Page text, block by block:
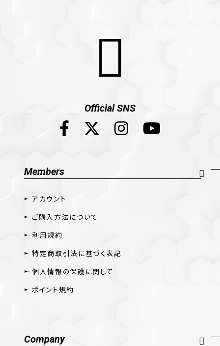
Official SNS
Members
アカウント
ご購入方法について
利用規約
特定商取引法に基づく表記
個人情報の保護に関して
ポイント規約
Company